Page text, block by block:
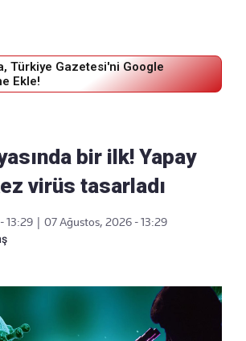
Türkiye Gazetesi'ni Google
Ekle!
bir ilk! Yapay
virüs tasarladı
13:29
07 Ağustos, 2026 - 13:29